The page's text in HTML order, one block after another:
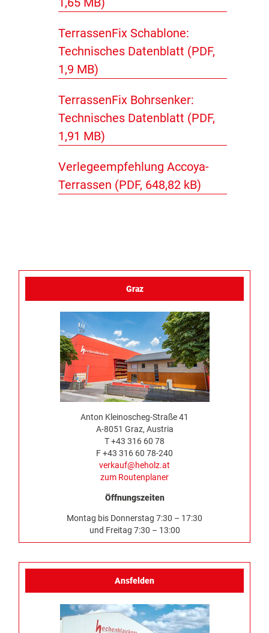
TerrassenFix Schablone:
Technisches Datenblatt (PDF,
1,9 MB)
TerrassenFix Bohrsenker:
Technisches Datenblatt (PDF,
1,91 MB)
Verlegeempfehlung Accoya-
Terrassen (PDF, 648,82 kB)
Graz
Anton Kleinoscheg-Straße 41
A-8051 Graz, Austria
T +43 316 60 78
F +43 316 60 78-240
verkauf@heholz.at
zum Routenplaner
Öffnungszeiten
Montag bis Donnerstag 7:30 – 17:30
und Freitag 7:30 – 13:00
Ansfelden